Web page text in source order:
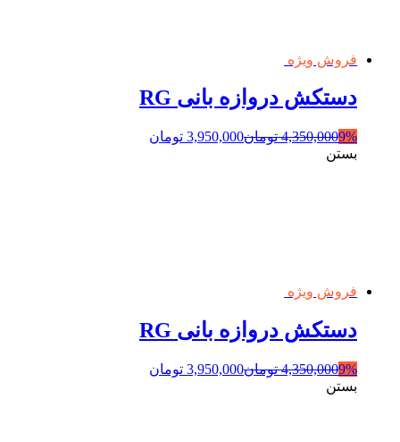
فروش ویژه
دستکش دروازه بانی RG
9%
4,350,000 تومان3,950,000 تومان
بستن
فروش ویژه
دستکش دروازه بانی RG
9%
4,350,000 تومان3,950,000 تومان
بستن